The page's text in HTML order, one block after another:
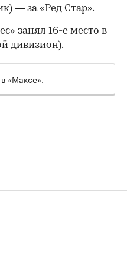
— за «Ред Стар».
занял 16-е место в
дивизион).
«Максе».